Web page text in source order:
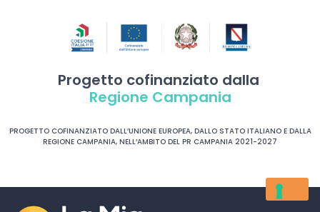
Progetto cofinanziato dalla
Regione Campania
PROGETTO COFINANZIATO DALL’UNIONE EUROPEA, DALLO STATO ITALIANO E DALLA
REGIONE CAMPANIA, NELL’AMBITO DEL PR CAMPANIA 2021-2027